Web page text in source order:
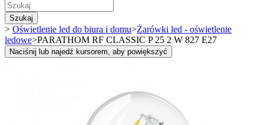
Szukaj
> Oświetlenie led do biura i domu>Żarówki led - oświetlenie
ledowe>PARATHOM RF CLASSIC P 25 2 W 827 E27
Naciśnij lub najedź kursorem, aby powiększyć